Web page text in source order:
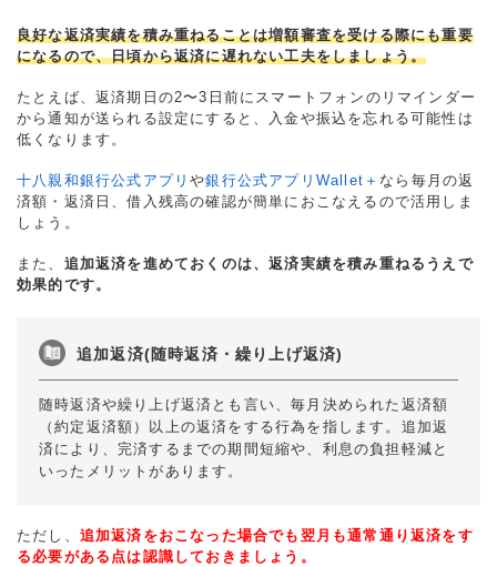
良好な返済実績を積み重ねることは増額審査を受ける際にも重要
になるので、日頃から返済に遅れない工夫をしましょう。
たとえば、返済期日の2〜3日前にスマートフォンのリマインダー
から通知が送られる設定にすると、入金や振込を忘れる可能性は
低くなります。
十八親和銀行公式アプリや銀行公式アプリWallet＋ なら毎月の返
済額・返済日、借入残高の確認が簡単におこなえるので活用しま
しょう。
また、 追加返済を進めておくのは、返済実績を積み重ねるうえで
効果的です。
追加返済(随時返済・繰り上げ返済)
随時返済や繰り上げ返済とも言い、毎月決められた返済額
（約定返済額）以上の返済をする行為を指します。追加返
済により、完済するまでの期間短縮や、利息の負担軽減と
いったメリットがあります。
ただし、 追加返済をおこなった場合でも翌月も通常通り返済をす
る必要がある点は認識しておきましょう。